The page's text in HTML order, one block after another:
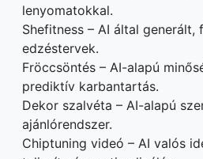
lenyomatokkal.
Shefitness – AI által
edzéstervek.
Fröccsöntés – AI-alapú
prediktív karbantartás.
Dekor szalvéta – AI-alapú
ajánlórendszer.
Chiptuning videó – AI valós